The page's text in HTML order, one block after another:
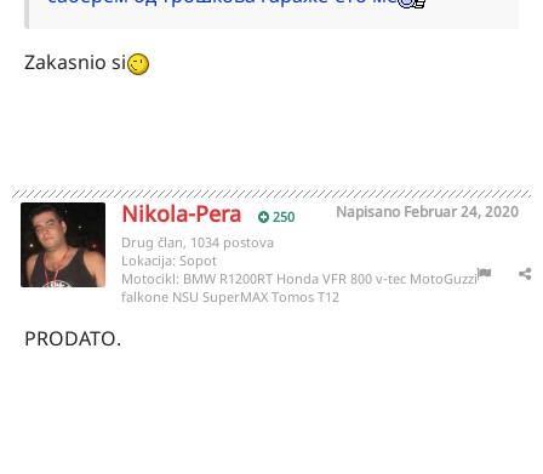
Zakasnio si
Nikola-Pera 250 Napisano Februar 24, 2020
Drug član, 1034 postova
Lokacija: Sopot
Motocikl: BMW R1200RT Honda VFR 800 v-tec MotoGuzzi
falkone NSU SuperMAX Tomos T12
PRODATO.